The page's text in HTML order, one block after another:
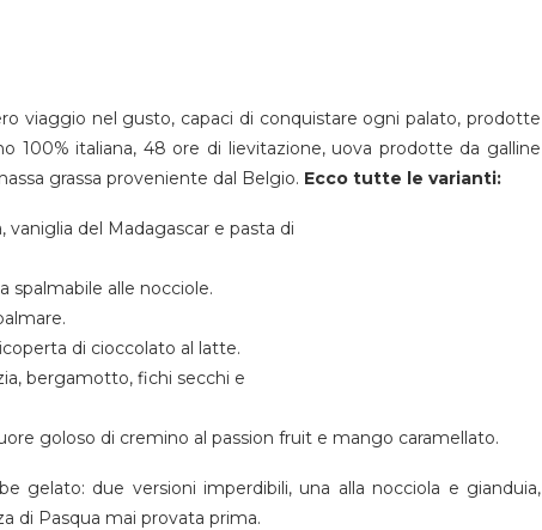
viaggio nel gusto, capaci di conquistare ogni palato, prodotte
100% italiana, 48 ore di lievitazione, uova prodotte da galline
grassa proveniente dal Belgio. Ecco tutte le varianti:
vaniglia del Madagascar e pasta di
spalmabile alle nocciole.
di cioccolato al latte.
bergamotto, fichi secchi e
goloso di cremino al passion fruit e mango caramellato.
gelato: due versioni imperdibili, una alla nocciola e gianduia,
di Pasqua mai provata prima.